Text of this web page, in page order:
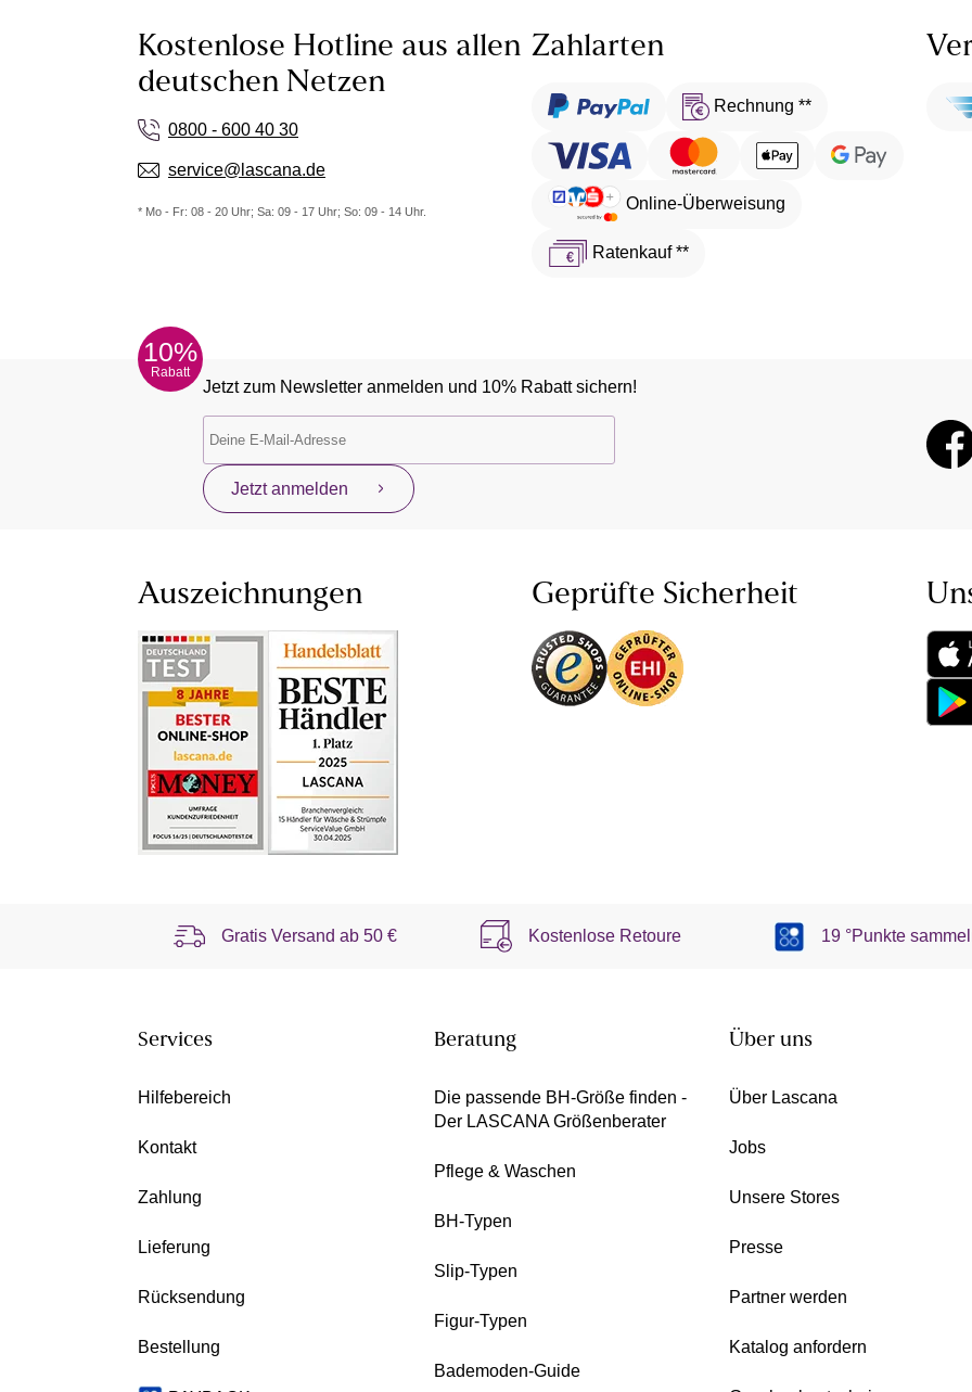
Kostenlose Hotline aus allen
deutschen Netzen
0800 - 600 40 30
service@lascana.de
* Mo - Fr: 08 - 20 Uhr; Sa: 09 - 17 Uhr; So: 09 - 14 Uhr.
Zahlarten
Rechnung **
Online-Überweisung
Ratenkauf **
10%
Rabatt
Jetzt zum Newsletter anmelden und 10% Rabatt sichern!
Jetzt anmelden
Auszeichnungen Geprüfte Sicherheit
Gratis Versand ab50 € Kostenlose Retoure 19 °Punkte
Services
Hilfebereich
Kontakt
Zahlung
Lieferung
Rücksendung
Bestellung
Beratung
Die passende BH-Größe finden -
Der LASCANA Größenberater
Pflege & Waschen
BH-Typen
Slip-Typen
Figur-Typen
Bademoden-Guide
Über uns
Über Lascana
Jobs
Unsere Stores
Presse
Partner werden
Katalog anfordern